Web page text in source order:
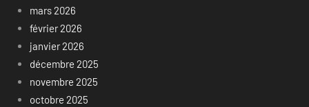
mars 2026
février 2026
janvier 2026
décembre 2025
novembre 2025
octobre 2025